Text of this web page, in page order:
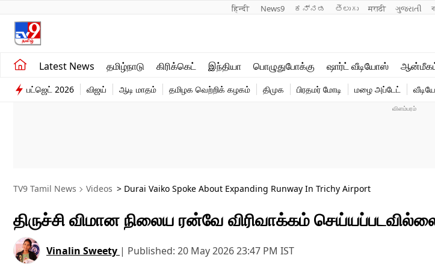
हिन्दी News9 ಕನ್ನಡ తెలుగు मराठी ગુજરાતી
Latest News தமிழ்நாடு கிரிக்கெட் இந்தியா பொழுதுபோக்கு ஷார்ட் வீடியோஸ்
சமீபத்திய செய்திகள்
தமிழ்நாடு
விளையாட்டு
வணிகம்
பட்ஜெட் 2026 விஜய் ஆடி மாதம் தமிழக வெற்றிக் கழகம் திமுக பிரதமர் மோடி மழை அப்டேட்
TV9 Tamil News Videos > Durai Vaiko Spoke About Expanding Runway In Trichy Airport
திருச்சி விமான நிலைய ரன்வே விரிவாக்கம்
Vinalin Sweety | Published: 20 May 2026 23:47 PM IST